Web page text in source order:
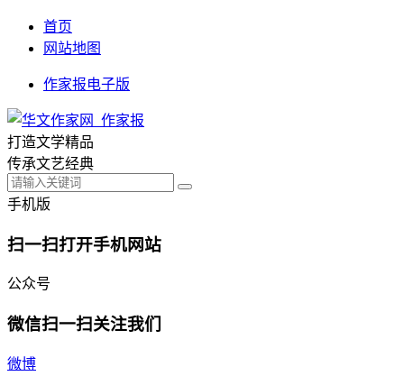
首页
网站地图
作家报电子版
打造文学精品
传承文艺经典
手机版
扫一扫打开手机网站
公众号
微信扫一扫关注我们
微博